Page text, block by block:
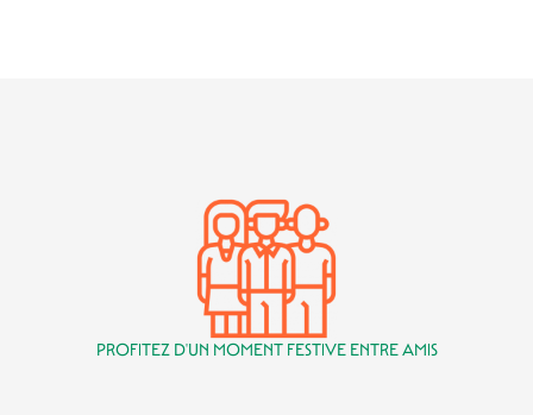
PROFITEZ D'UN MOMENT FESTIVE ENTRE AMIS